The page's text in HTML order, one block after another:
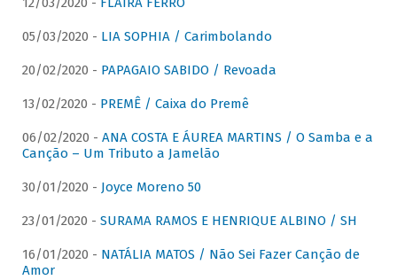
05/03/2020 - LIA SOPHIA / Carimbolando
20/02/2020 - PAPAGAIO SABIDO / Revoada
13/02/2020 - PREMÊ / Caixa do Premê
06/02/2020 - ANA COSTA E ÁUREA MARTINS / O Samba e a
Canção – Um Tributo a Jamelão
30/01/2020 - Joyce Moreno 50
23/01/2020 - SURAMA RAMOS E HENRIQUE ALBINO / SH
16/01/2020 - NATÁLIA MATOS / Não Sei Fazer Canção de
Amor